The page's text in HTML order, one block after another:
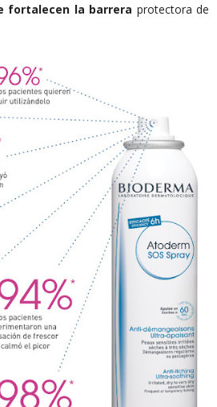
fortalecen la barrera protectora de